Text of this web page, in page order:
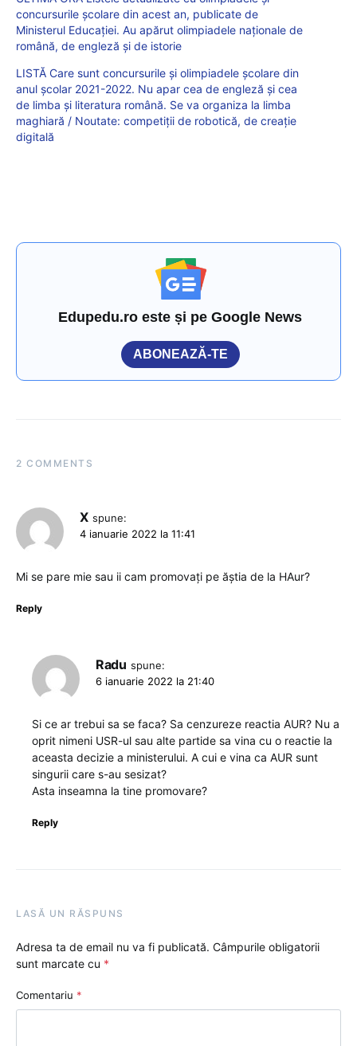
concursurile școlare din acest an, publicate de
Ministerul Educației. Au apărut olimpiadele naționale de
română, de engleză și de istorie
LISTĂ Care sunt concursurile și olimpiadele școlare din
anul școlar 2021-2022. Nu apar cea de engleză și cea
de limba și literatura română. Se va organiza la limba
maghiară / Noutate: competiții de robotică, de creație
digitală
Edupedu.ro este și pe Google News
ABONEAZĂ-TE
2 COMMENTS
X spune:
4 ianuarie 2022 la 11:41
Mi se pare mie sau ii cam promovați pe ăștia de la HAur?
Reply
Radu spune:
6 ianuarie 2022 la 21:40
Si ce ar trebui sa se faca? Sa cenzureze reactia AUR? Nu a
oprit nimeni USR-ul sau alte partide sa vina cu o reactie la
aceasta decizie a ministerului. A cui e vina ca AUR sunt
singurii care s-au sesizat?
Asta inseamna la tine promovare?
Reply
LASĂ UN RĂSPUNS
Adresa ta de email nu va fi publicată. Câmpurile obligatorii
sunt marcate cu *
Comentariu *